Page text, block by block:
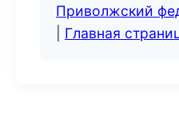
Приволжский
Главная